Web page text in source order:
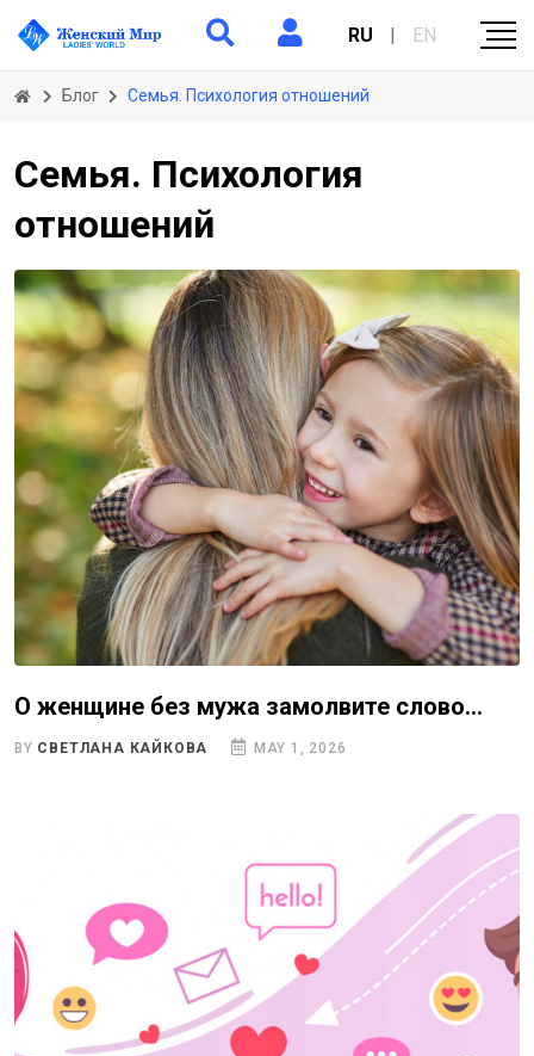
RU | EN
Блог Семья. Психология отношений
Семья. Психология
отношений
О женщине без мужа замолвите слово…
BY СВЕТЛАНА КАЙКОВА MAY 1, 2026